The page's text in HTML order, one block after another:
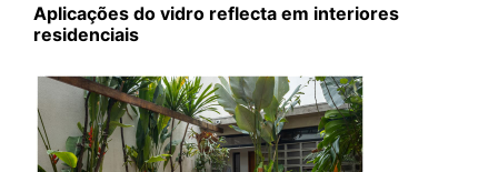
Aplicações do vidro reflecta em interiores
residenciais